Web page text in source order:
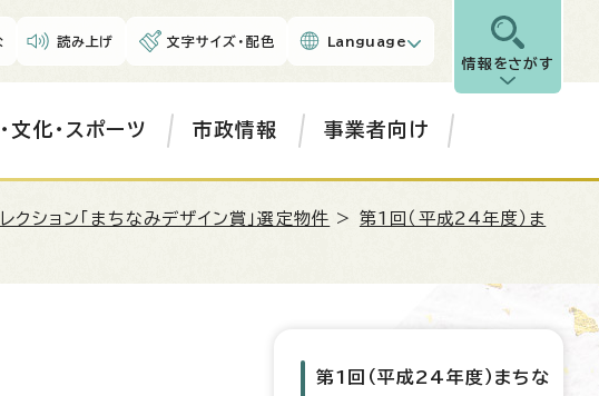
読み上げ 文字サイズ・配色 Language
情報をさがす
文化・スポーツ 市政情報 事業者向け
クション「まちなみデザイン賞」選定物件 > 第1回（平成24年度）ま
第1回（平成24年度）まちな